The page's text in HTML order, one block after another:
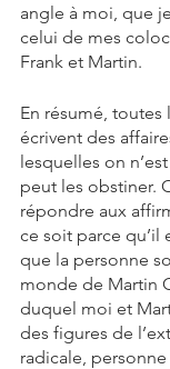
angle à moi, que
celui de mes
Frank et Martin.
En résumé, toutes
écrivent des
lesquelles on
peut les obstiner.
répondre aux
ce soit parce qu’il
que la personne
monde de Martin
duquel moi et
des figures de
radicale,